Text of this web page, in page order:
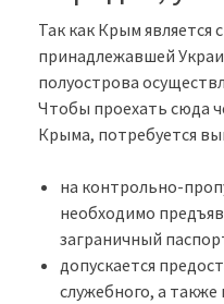
Так как Крым является
принадлежавшей
полуострова
Чтобы проехать сюда
Крыма, потребуется
на контрольно-
необходимо
заграничный
допускается
служебного, а также